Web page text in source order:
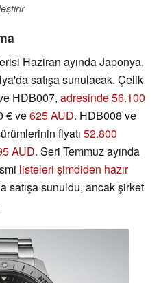
Haziran ayında Japonya,
satışa sunulacak. Çelik
HDB007, adresinde 56.100
€ ve625 AUD. HDB008 ve
fiyatı 52.800
AUD. Seri Temmuz ayında
listeleri şimdiden hazır
satışa sunuldu, ancak şirket